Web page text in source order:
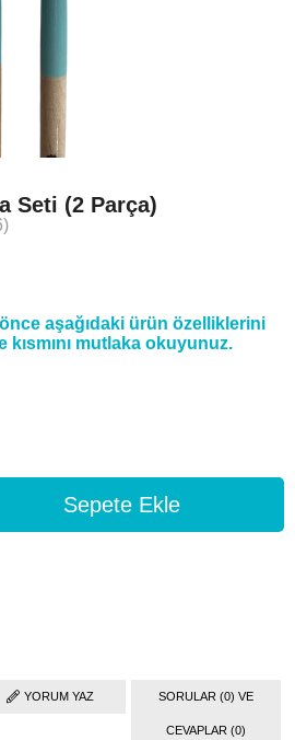
Seti (2 Parça)
aşağıdaki ürün özelliklerini
mutlaka okuyunuz.
YORUM YAZ SORULAR (0) VE
CEVAPLAR (0)